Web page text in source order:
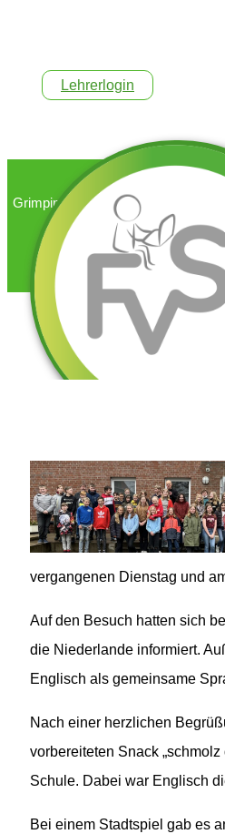
Lehrerlogin
vergangenen Dienstag und
Auf den Besuch hatten sich
die Niederlande informiert.
Englisch als gemeinsame
Nach einer herzlichen
vorbereiteten Snack
Schule. Dabei war Englisch
Bei einem Stadtspiel gab es